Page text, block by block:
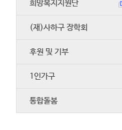
희망복지지원단
(재)사하구 장학회
후원 및 기부
1인가구
통합돌봄